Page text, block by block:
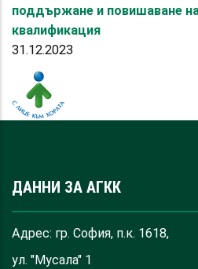
поддържане и повишаване
квалификация
31.12.2023
ДАННИ ЗА АГКК
Адрес: гр. София, п.к. 1618,
ул. "Мусала" 1